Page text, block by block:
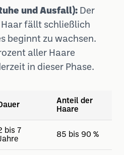
und Ausfall): Der
Haar fällt schließlich
beginnt zu wachsen.
aller Haare
in dieser Phase.
Anteil der
Haare
bis 7
85 bis 90 %